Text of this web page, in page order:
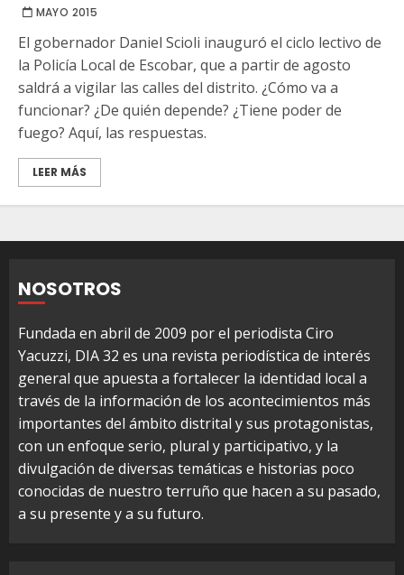
MAYO 2015
El gobernador Daniel Scioli inauguró el ciclo lectivo de
la Policía Local de Escobar, que a partir de agosto
saldrá a vigilar las calles del distrito. ¿Cómo va a
funcionar? ¿De quién depende? ¿Tiene poder de
fuego? Aquí, las respuestas.
LEER MÁS
NOSOTROS
Fundada en abril de 2009 por el periodista Ciro
Yacuzzi, DIA 32 es una revista periodística de interés
general que apuesta a fortalecer la identidad local a
través de la información de los acontecimientos más
importantes del ámbito distrital y sus protagonistas,
con un enfoque serio, plural y participativo, y la
divulgación de diversas temáticas e historias poco
conocidas de nuestro terruño que hacen a su pasado,
a su presente y a su futuro.